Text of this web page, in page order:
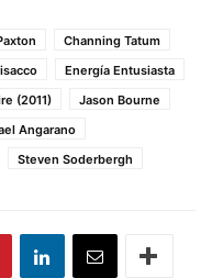
Channing Tatum
Energía Entusiasta
(2011)
Jason Bourne
Angarano
Steven Soderbergh